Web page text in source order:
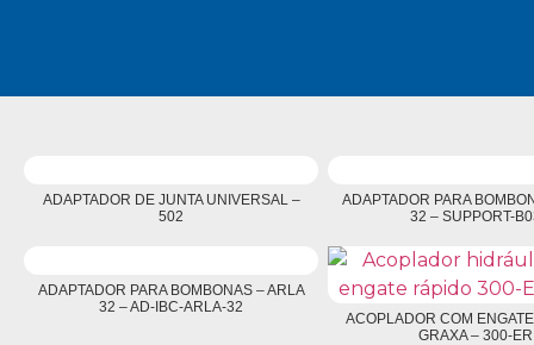
ADAPTADOR DE JUNTA UNIVERSAL –
502
ADAPTADOR PARA
32 – SUPPORT-
ADAPTADOR PARA BOMBONAS – ARLA
32 – AD-IBC-ARLA-32
ACOPLADOR COM
GRAXA – 300-ER